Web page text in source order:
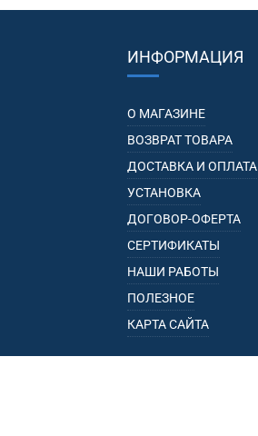
ИНФОРМАЦИЯ
О МАГАЗИНЕ
ВОЗВРАТ ТОВАРА
ДОСТАВКА И ОПЛАТА
УСТАНОВКА
ДОГОВОР-ОФЕРТА
СЕРТИФИКАТЫ
НАШИ РАБОТЫ
ПОЛЕЗНОЕ
КАРТА САЙТА